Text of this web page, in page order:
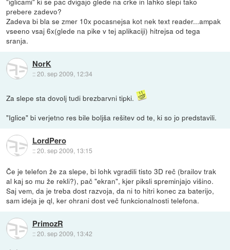
prebere zadevo?
Zadeva bi bla se zmer 10x pocasnejsa kot nek text reader...ampak
vseeno vsaj 6x(glede na pike v tej aplikaciji) hitrejsa od tega
sranja.
NorK
::20. sep 2009, 12:34
Za slepe sta dovolj tudi brezbarvni tipki.
"Iglice" bi verjetno res bile boljša rešitev od te, ki so jo predstavili.
LordPero
::20. sep 2009, 13:15
Če je telefon že za slepe, bi lohk vgradili tisto 3D reč (brailov trak
al kaj so mu že rekli?), pač "ekran", kjer piksli spreminjajo višino.
Saj vem, da je treba dost razvoja, da ni to hitri konec za baterijo,
sam ideja je ql, ker ohrani dost več funkcionalnosti telefona.
PrimozR
::20. sep 2009, 13:42